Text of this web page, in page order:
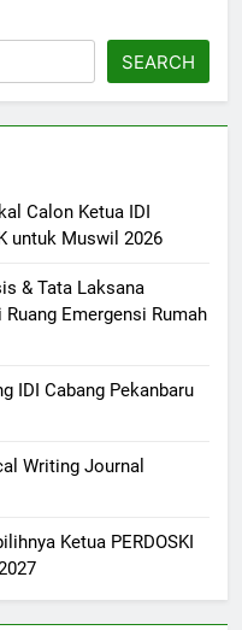
SEARCH
Calon Ketua IDI
untuk Muswil 2026
& Tata Laksana
Emergensi Rumah
IDI Cabang Pekanbaru
Writing Journal
Ketua PERDOSKI